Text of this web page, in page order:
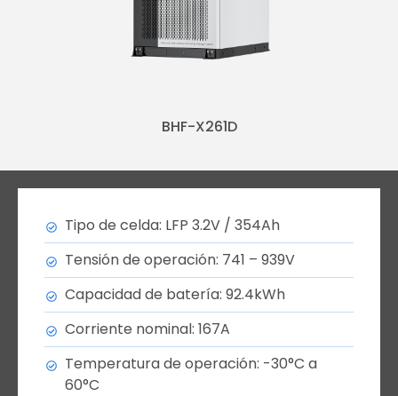
BHF-X261D
Tipo de celda: LFP 3.2V / 354Ah
Tensión de operación: 741 – 939V
Capacidad de batería: 92.4kWh
Corriente nominal: 167A
Temperatura de operación: -30°C a
60°C